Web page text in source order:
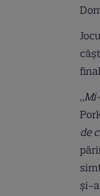
„
de
și-